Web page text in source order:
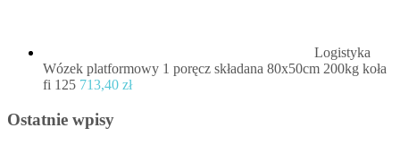
Logistyka
Wózek platformowy 1 poręcz składana 80x50cm 200kg koła
fi 125 713,40 zł
Ostatnie wpisy